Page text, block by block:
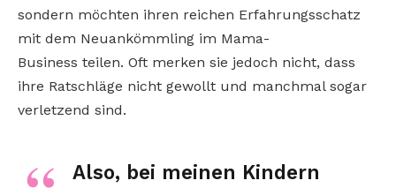
sondern möchten ihren reichen Erfahrungsschatz
mit dem Neuankömmling im Mama-
Business teilen. Oft merken sie jedoch nicht, dass
ihre Ratschläge nicht gewollt und manchmal sogar
verletzend sind.
Also, bei meinen Kindern